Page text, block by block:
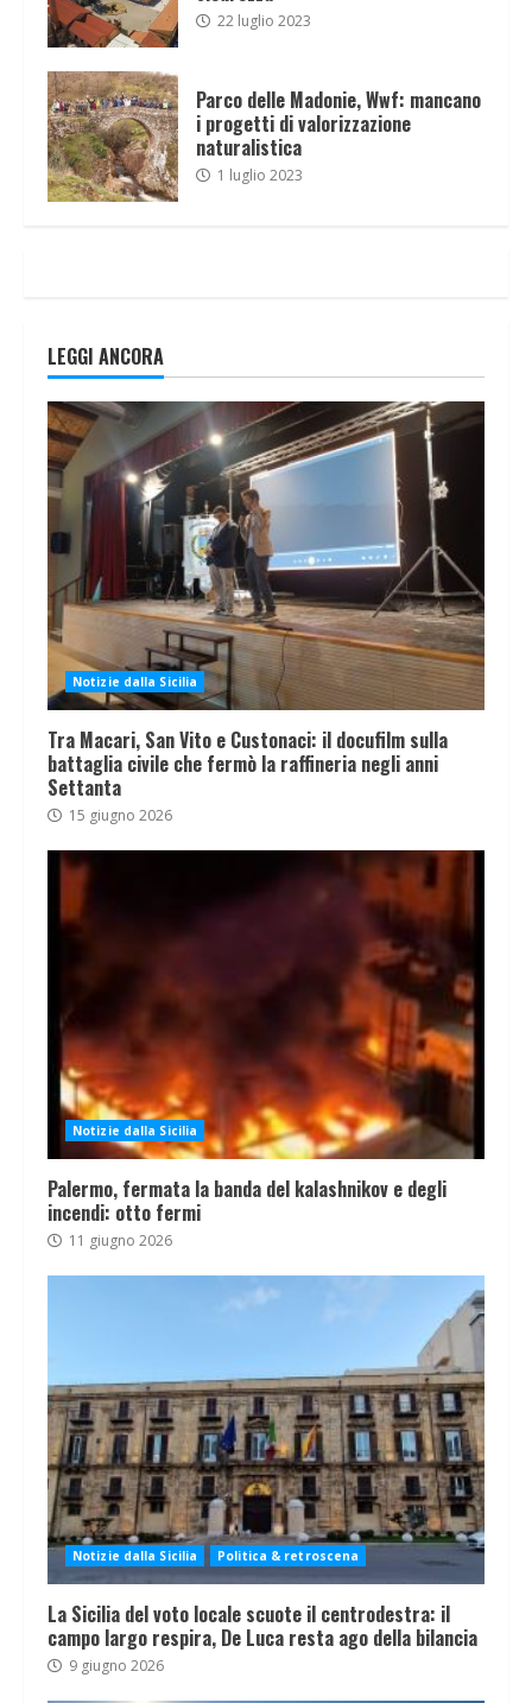
22 luglio 2023
Parco delle Madonie, Wwf: mancano
i progetti di valorizzazione
naturalistica
1 luglio 2023
LEGGI ANCORA
Notizie dalla Sicilia
Tra Macari, San Vito e Custonaci: il docufilm sulla
battaglia civile che fermò la raffineria negli anni
Settanta
15 giugno 2026
Notizie dalla Sicilia
Palermo, fermata la banda del kalashnikov e degli
incendi: otto fermi
11 giugno 2026
Notizie dalla Sicilia Politica & retroscena
La Sicilia del voto locale scuote il centrodestra: il
campo largo respira, De Luca resta ago della bilancia
9 giugno 2026